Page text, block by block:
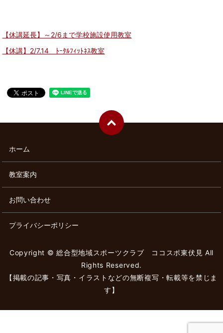
【休講延長】～2/6まで学校施設使用教室
【休講】2/7.14 ﾄｰﾀﾙﾌｨｯﾄﾈｽ教室
ホーム
教室案内
お問い合わせ
プライバシーポリシー
Copyright © 総合型地域スポーツクラブ ココスポ東伏見 All
Rights Reserved.
【掲載の記事・写真・イラストなどの無断複写・転載等を禁じま
す】